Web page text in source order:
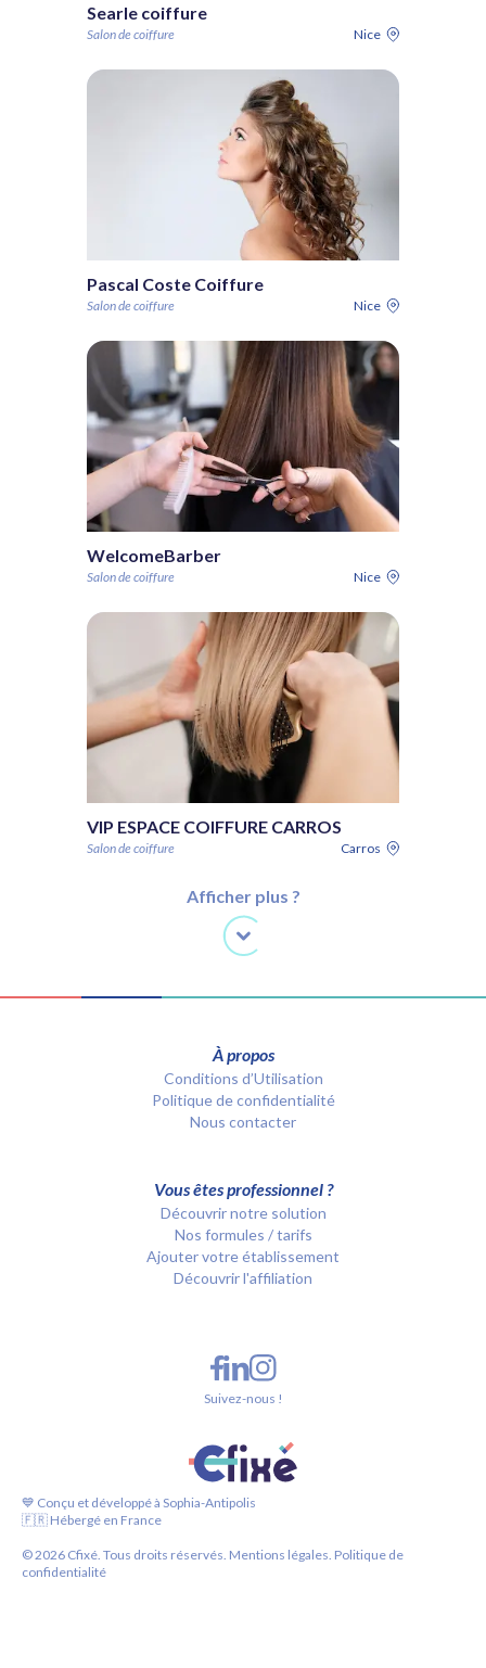
Searle coiffure
Salon de coiffure Nice
Pascal Coste Coiffure
Salon de coiffure Nice
WelcomeBarber
Salon de coiffure Nice
VIP ESPACE COIFFURE CARROS
Salon de coiffure Carros
Afficher plus ?
À propos
Conditions d’Utilisation
Politique de confidentialité
Nous contacter
Vous êtes professionnel ?
Découvrir notre solution
Nos formules / tarifs
Ajouter votre établissement
Découvrir l'affiliation
💙 Conçu et développé à Sophia-Antipolis
🇫🇷 Hébergé en France
©2026 Cfixé. Tous droits réservés. Mentions légales. Politique de
confidentialité
Suivez-nous !